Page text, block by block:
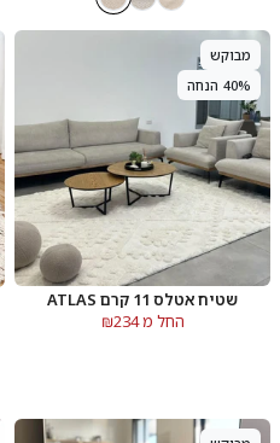
מבוקש
40% הנחה
שטיח אטלס 11 קרם ATLAS
החל מ ₪234